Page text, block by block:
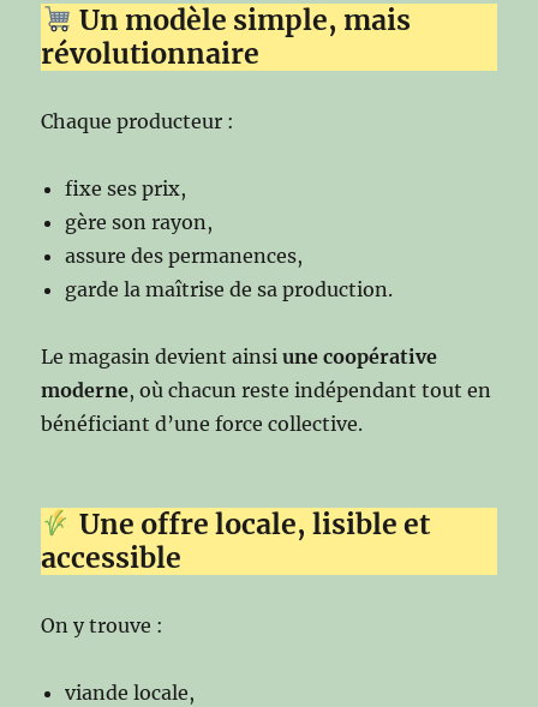
Un modèle simple, mais
révolutionnaire
Chaque producteur :
fixe ses prix,
gère son rayon,
assure des permanences,
garde la maîtrise de sa production.
Le magasin devient ainsiune coopérative
moderne, où chacun reste indépendant tout en
bénéficiant d’une force collective.
Une offre locale, lisible et
accessible
On y trouve :
viande locale,